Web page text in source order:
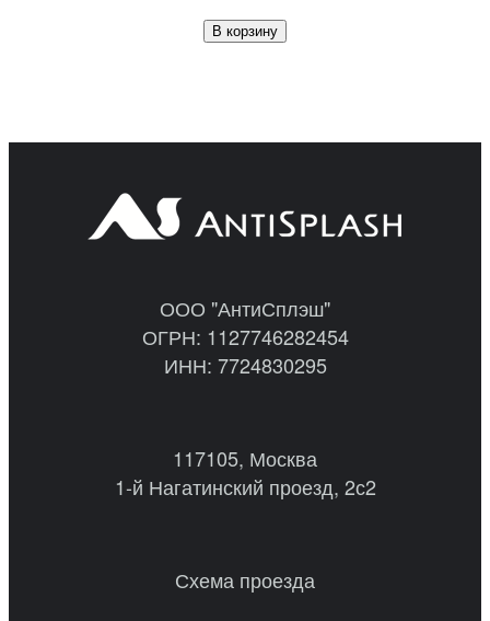
В корзину
ООО "АнтиСплэш"
ОГРН: 1127746282454
ИНН: 7724830295
117105, Москва
1-й Нагатинский проезд, 2с2
Схема проезда